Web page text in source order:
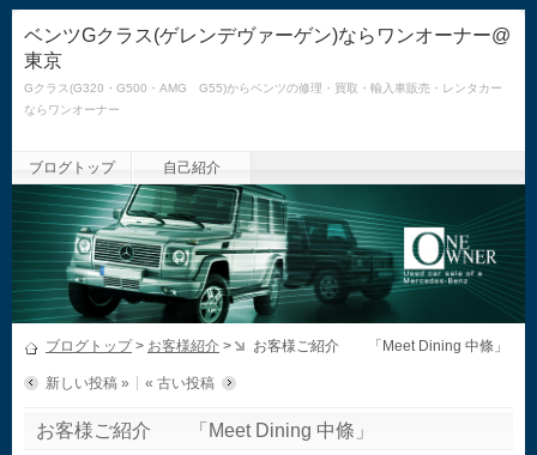
ベンツGクラス(ゲレンデヴァーゲン)ならワンオーナー@
東京
Gクラス(G320・G500・AMG G55)からベンツの修理・買取・輸入車販売・レンタカー
ならワンオーナー
ブログトップ 自己紹介
ブログトップ> お客様紹介 > お客様ご紹介 「Meet Dining 中條」
新しい投稿 » « 古い投稿
お客様ご紹介 「Meet Dining 中條」